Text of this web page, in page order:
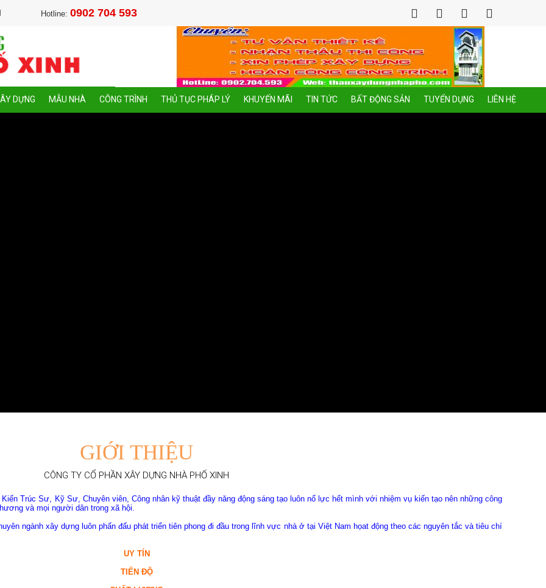
Hotline: 0902 704 593
DỰNG MẪU NHÀ CÔNG TRÌNH THỦ TỤC PHÁP LÝ KHUYẾN MÃI TIN TỨC BẤT ĐỘNG SẢN TUYỂN DỤNG LIÊN HỆ
GIỚI THIỆU
CÔNG TY CỔ PHẦN XÂY DỰNG NHÀ PHỐ XINH
Sư, Kỹ Sư, Chuyên viên, Công nhân kỹ thuật đầy năng động sáng tạo luôn nổ lực hết mình với nhiệm vụ kiến tạo nên những công
và mọi người dân trong xã hội.
xây dựng luôn phấn đấu phát triển tiên phong đi đầu trong lĩnh vực nhà ở tại Việt Nam họat động theo các nguyên tắc và tiêu chí
UY TÍN
TIẾN ĐỘ